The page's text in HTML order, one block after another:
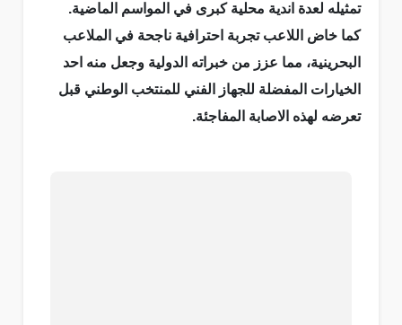
تمثيله لعدة اندية محلية كبرى في المواسم الماضية.
كما خاض اللاعب تجربة احترافية ناجحة في الملاعب
البحرينية، مما عزز من خبراته الدولية وجعل منه احد
الخيارات المفضلة للجهاز الفني للمنتخب الوطني قبل
تعرضه لهذه الاصابة المفاجئة.